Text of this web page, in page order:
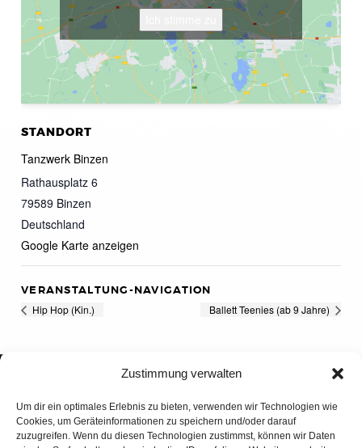
Zustimmung verwalten
Um dir ein optimales Erlebnis zu bieten, verwenden wir Technologien wie
Cookies, um Geräteinformationen zu speichern und/oder darauf
zuzugreifen. Wenn du diesen Technologien zustimmst, können wir Daten
STANDORT
Tanzwerk Binzen
Rathausplatz 6
79589 Binzen
Deutschland
Google Karte anzeigen
VERANSTALTUNG-NAVIGATION
Hip Hop (Kin.) Ballett Teenies (ab 9 Jahre)